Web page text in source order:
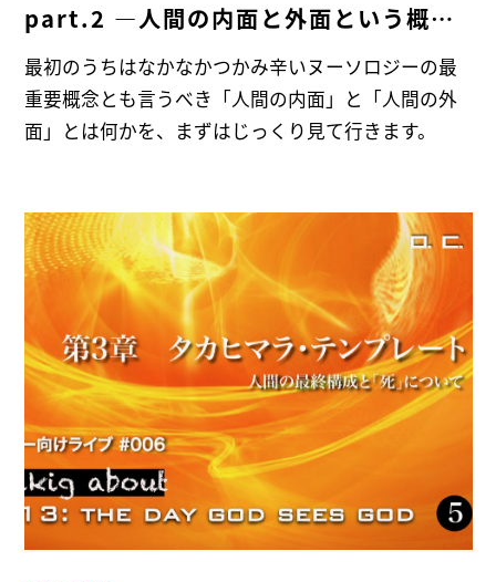
part.2 ―人間の内面と外面という概念
について―
最初のうちはなかなかつかみ辛いヌーソロジーの最
重要概念とも言うべき「人間の内面」と「人間の外
面」とは何かを、まずはじっくり見て行きます。